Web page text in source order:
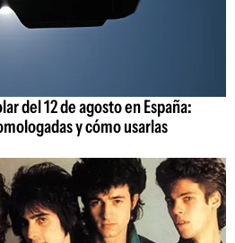
del 12 de agosto en España:
y cómo usarlas